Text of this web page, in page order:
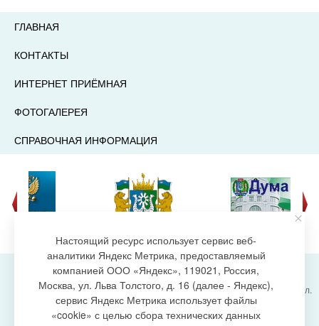
ГЛАВНАЯ
КОНТАКТЫ
ИНТЕРНЕТ ПРИЁМНАЯ
ФОТОГАЛЕРЕЯ
СПРАВОЧНАЯ ИНФОРМАЦИЯ
создание сайта
Администрация городского поселения Излучинск, ул.
Энергетиков, 6, пгт. Излучинск, Нижневартовский
район,
Настоящий ресурс использует сервис веб-
аналитики Яндекс Метрика, предоставляемый
компанией ООО «Яндекс», 119021, Россия,
Москва, ул. Льва Толстого, д. 16 (далее - Яндекс),
сервис Яндекс Метрика использует файлы
«cookie» с целью сбора технических данных